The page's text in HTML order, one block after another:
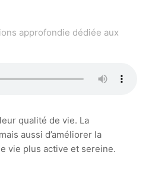
approfondie dédiée aux
qualité de vie. La
aussi d’améliorer la
vie plus active et sereine.